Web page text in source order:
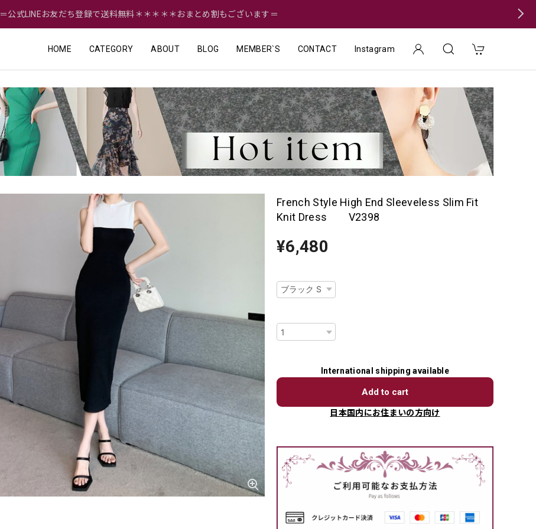
＝公式LINEお友だち登録で送料無料＊＊＊＊＊おまとめ割もございます＝
HOME CATEGORY ABOUT BLOG MEMBER`S CONTACT Instagram
French Style High End Sleeveless Slim Fit
Knit Dress V2398
¥6,480
International shipping available
Add to cart
日本国内にお住まいの方向け